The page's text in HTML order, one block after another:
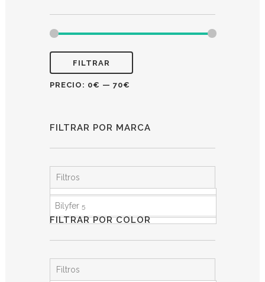
FILTRAR
PRECIO: 0€ — 70€
FILTRAR POR MARCA
Filtros
Bilyfer 5
FILTRAR POR COLOR
Filtros